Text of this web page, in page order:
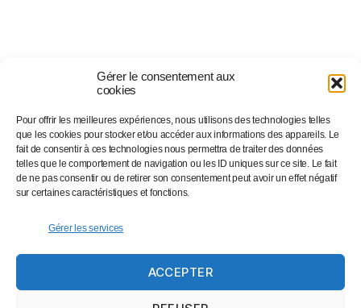
Gérer le consentement aux
cookies
Pour offrir les meilleures expériences, nous utilisons des technologies telles
que les cookies pour stocker et/ou accéder aux informations des appareils. Le
fait de consentir à ces technologies nous permettra de traiter des données
telles que le comportement de navigation ou les ID uniques sur ce site. Le fait
de ne pas consentir ou de retirer son consentement peut avoir un effet négatif
sur certaines caractéristiques et fonctions.
Gérer les services
ACCEPTER
Suivez-nous sur…
Facebook
Instagram
Twitter